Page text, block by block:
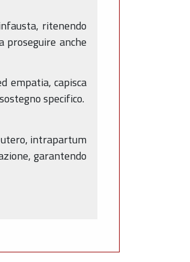
ritenendo
proseguire anche
empatia, capisca
specifico.
intrapartum
garantendo